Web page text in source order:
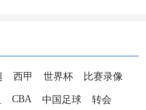
西甲 世界杯 比赛录像
CBA 中国足球 转会